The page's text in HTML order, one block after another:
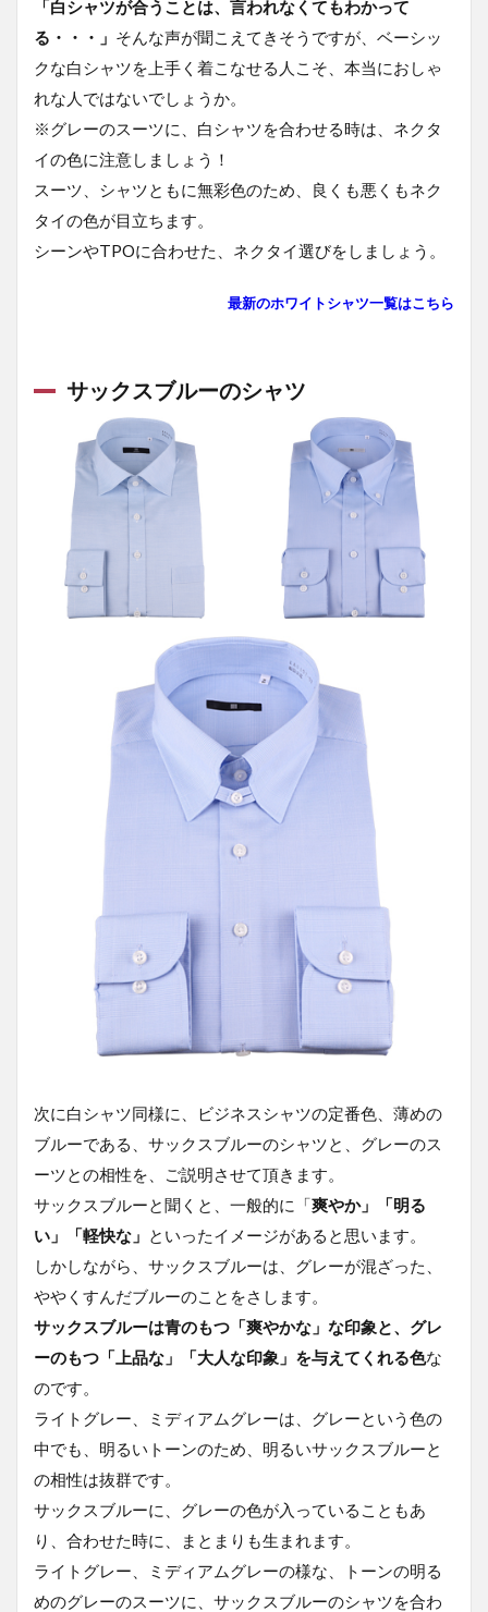
「白シャツが合うことは、言われなくてもわかって
る・・・」 そんな声が聞こえてきそうですが、ベーシッ
クな白シャツを上手く着こなせる人こそ、本当におしゃ
れな人ではないでしょうか。
※グレーのスーツに、白シャツを合わせる時は、ネクタ
イの色に注意しましょう！
スーツ、シャツともに無彩色のため、良くも悪くもネク
タイの色が目立ちます。
シーンやTPOに合わせた、ネクタイ選びをしましょう。
最新のホワイトシャツ一覧はこちら
サックスブルーのシャツ
次に白シャツ同様に、ビジネスシャツの定番色、薄めの
ブルーである、サックスブルーのシャツと、グレーのス
ーツとの相性を、ご説明させて頂きます。
サックスブルーと聞くと、一般的に「爽やか」「明る
い」「軽快な」 といったイメージがあると思います。
しかしながら、サックスブルーは、グレーが混ざった、
ややくすんだブルーのことをさします。
サックスブルーは青のもつ「爽やかな」な印象と、グレ
ーのもつ「上品な」「大人な印象」を与えてくれる色な
のです。
ライトグレー、ミディアムグレーは、グレーという色の
中でも、明るいトーンのため、明るいサックスブルーと
の相性は抜群です。
サックスブルーに、グレーの色が入っていることもあ
り、合わせた時に、まとまりも生まれます。
ライトグレー、ミディアムグレーの様な、トーンの明る
めのグレーのスーツに、サックスブルーのシャツを合わ